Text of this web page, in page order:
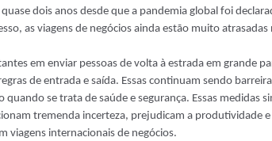
quase dois anos desde que a pandemia global foi
as viagens de negócios ainda estão muito atrasadas
em enviar pessoas de volta à estrada em grande
de entrada e saída. Essas continuam sendo
quando se trata de saúde e segurança. Essas medidas
tremenda incerteza, prejudicam a produtividade
viagens internacionais de negócios.